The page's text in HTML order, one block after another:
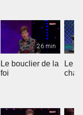
26 min
Le bouclier de la
foi
Le